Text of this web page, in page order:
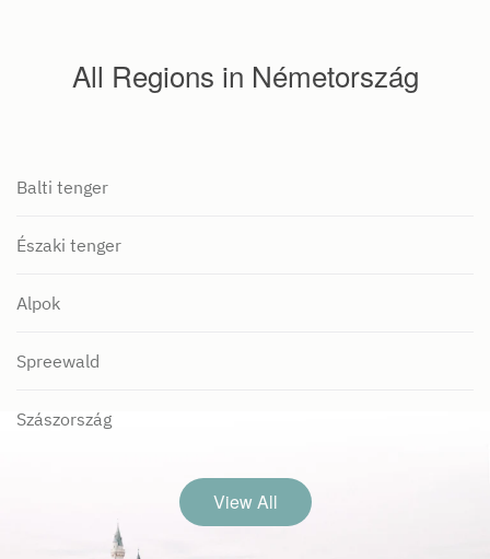
All Regions in Németország
Balti tenger
Északi tenger
Alpok
Spreewald
Szászország
View All